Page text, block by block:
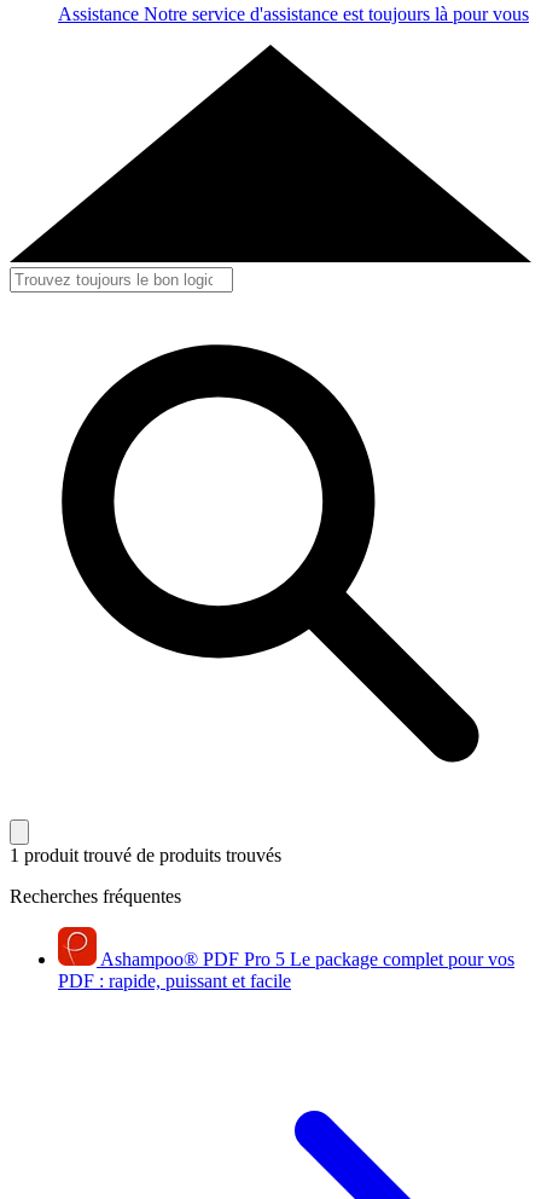
Assistance Notre service d'assistance est toujours là pour vous
1 produit trouvé de produits trouvés
Recherches fréquentes
Ashampoo® PDF Pro 5 Le package complet pour vos
PDF : rapide, puissant et facile